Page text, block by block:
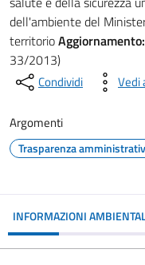
dell'ambiente del
territorioAggiornamento:
33/2013)
Condividi Vedi
Argomenti
Trasparenza
INFORMAZIONI